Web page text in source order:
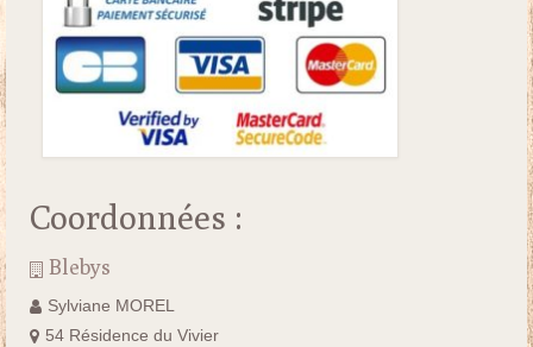
Coordonnées :
Blebys
Sylviane MOREL
54 Résidence du Vivier